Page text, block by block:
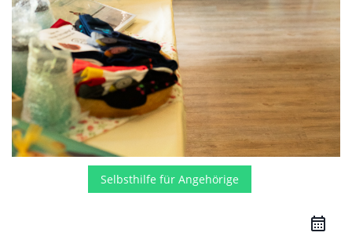
Selbsthilfe für Angehörige